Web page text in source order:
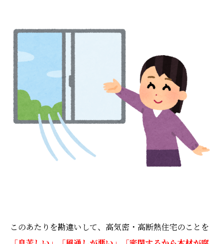
このあたりを勘違いして、高気密・高断熱住宅のことを